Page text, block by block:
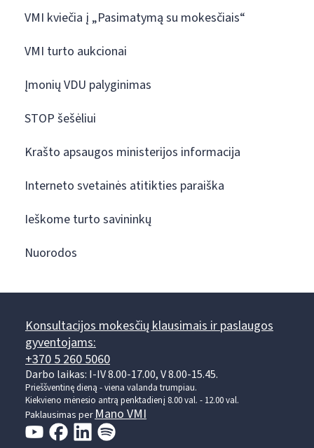
VMI kviečia į „Pasimatymą su mokesčiais“
VMI turto aukcionai
Įmonių VDU palyginimas
STOP šešėliui
Krašto apsaugos ministerijos informacija
Interneto svetainės atitikties paraiška
Ieškome turto savininkų
Nuorodos
Konsultacijos mokesčių klausimais ir paslaugos
gyventojams:
+370 5 260 5060
Darbo laikas: I-IV 8.00-17.00, V 8.00-15.45.
Prieššventinę dieną - viena valanda trumpiau.
Kiekvieno mėnesio antrą penktadienį 8.00 val. - 12.00 val.
Paklausimas per Mano VMI